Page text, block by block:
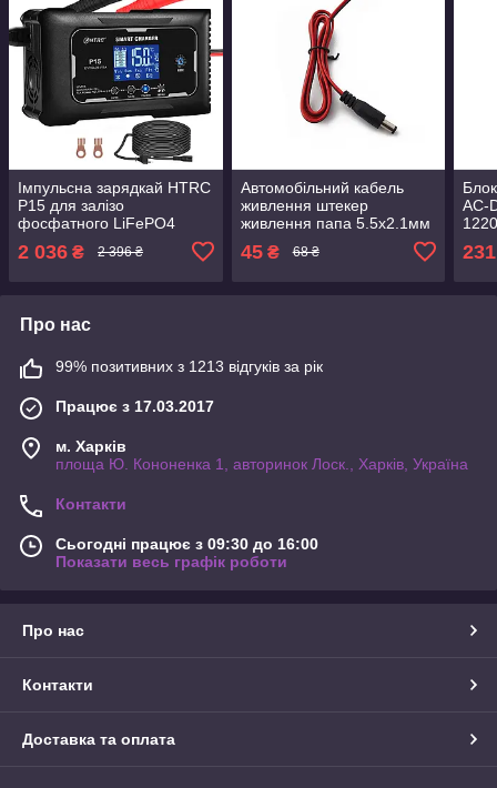
Імпульсна зарядкай HTRC
P15 для залізо
фосфатного LiFePO4
акумулятора 12В 15A/24В
2 036 ₴ 2 396 ₴
Автомобільний кабель
живлення штекер
живлення папа 5.5х2.1мм
камери монітора
45₴ 68 ₴
AC-
231
Про нас
99% позитивних з 1213 відгуків за рік
Працює з 17.03.2017
м. Харків
площа Ю. Кононенка 1, авторинок Лоск., Харків, Україна
Контакти
Сьогодні працює з 09:30 до 16:00
Показати весь графік роботи
Про нас
Контакти
Доставка та оплата